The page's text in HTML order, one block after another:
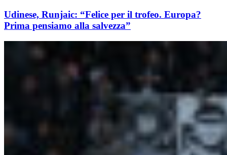
Udinese, Runjaic: “Felice per il trofeo. Europa?
Prima pensiamo alla salvezza”